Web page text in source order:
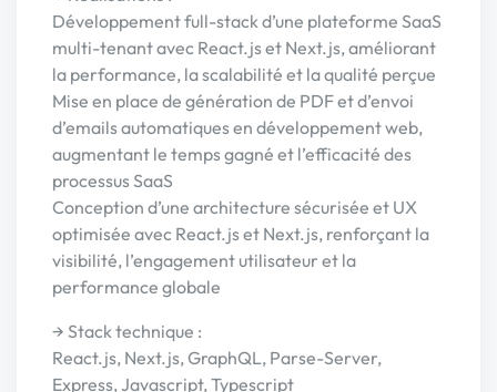
Développement full-stack d’une plateforme SaaS
multi-tenant avec React.js et Next.js, améliorant
la performance, la scalabilité et la qualité perçue
Mise en place de génération de PDF et d’envoi
d’emails automatiques en développement web,
augmentant le temps gagné et l’efficacité des
processus SaaS
Conception d’une architecture sécurisée et UX
optimisée avec React.js et Next.js, renforçant la
visibilité, l’engagement utilisateur et la
performance globale
→ Stack technique :
React.js, Next.js, GraphQL, Parse-Server,
Express, Javascript, Typescript